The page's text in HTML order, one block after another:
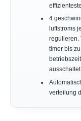
4
luftstroms
regulieren.
timer bis
ausschaltet
verteilung